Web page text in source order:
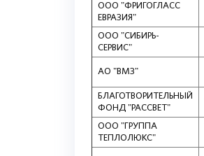
ООО "ФРИГОГЛАСС
ЕВРАЗИЯ"
ООО "СИБИРЬ-
СЕРВИС"
АО "ВМЗ"
БЛАГОТВОРИТЕЛЬНЫЙ
ФОНД "РАССВЕТ"
ООО "ГРУППА
ТЕПЛОЛЮКС"